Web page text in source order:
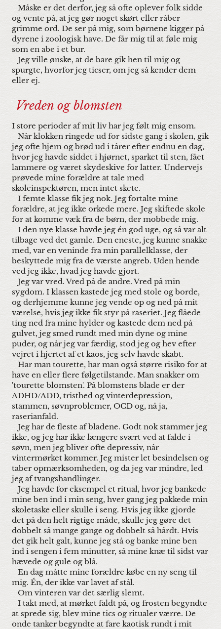
Måske er det derfor, jeg så ofte oplever folk sidde
og vente på, at jeg gør noget skørt eller råber
grimme ord. De ser på mig, som børnene kigger på
dyrene i zoologisk have. De får mig til at føle mig
som en abe i et bur.
Jeg ville ønske, at de bare gik hen til mig og
spurgte, hvorfor jeg ticser, om jeg så kender dem
eller ej.
Vreden og blomsten
I store perioder af mit liv har jeg følt mig ensom.
Når klokken ringede ud for sidste gang i skolen, gik
jeg ofte hjem og brød ud i tårer efter endnu en dag,
hvor jeg havde siddet i hjørnet, sparket til sten, fået
lammere og været skydeskive for latter. Undervejs
prøvede mine forældre at tale med
skoleinspektøren, men intet skete.
I femte klasse fik jeg nok. Jeg fortalte mine
forældre, at jeg ikke orkede mere. Jeg skiftede skole
for at komme væk fra de børn, der mobbede mig.
I den nye klasse havde jeg én god uge, og så var alt
tilbage ved det gamle. Den eneste, jeg kunne snakke
med, var en veninde fra min parallelklasse, der
beskyttede mig fra de værste angreb. Uden hende
ved jeg ikke, hvad jeg havde gjort.
Jeg var vred. Vred på de andre. Vred på min
sygdom. I klassen kastede jeg med stole og borde,
og derhjemme kunne jeg vende op og ned på mit
værelse, hvis jeg ikke fik styr på raseriet. Jeg flåede
ting ned fra mine hylder og kastede dem ned på
gulvet, jeg smed rundt med min dyne og mine
puder, og når jeg var færdig, stod jeg og hev efter
vejret i hjertet af et kaos, jeg selv havde skabt.
Har man tourette, har man også større risiko for at
have en eller flere følgetilstande. Man snakker om
'tourette blomsten'. På blomstens blade er der
ADHD/ADD, tristhed og vinterdepression,
stammen, søvnproblemer, OCD og, nå ja,
raserianfald.
Jeg har de fleste af bladene. Godt nok stammer jeg
ikke, og jeg har ikke længere svært ved at falde i
søvn, men jeg bliver ofte depressiv, når
vintermørket kommer. Jeg mister let besindelsen og
taber opmærksomheden, og da jeg var mindre, led
jeg af tvangshandlinger.
Jeg havde for eksempel et ritual, hvor jeg bankede
mine ben ind i min seng, hver gang jeg pakkede min
skoletaske eller skulle i seng. Hvis jeg ikke gjorde
det på den helt rigtige måde, skulle jeg gøre det
dobbelt så mange gange og dobbelt så hårdt. Hvis
det gik helt galt, kunne jeg stå og banke mine ben
ind i sengen i fem minutter, så mine knæ til sidst var
hævede og gule og blå.
En dag måtte mine forældre købe en ny seng til
mig. Én, der ikke var lavet af stål.
Om vinteren var det særlig slemt.
I takt med, at mørket faldt på, og frosten begyndte
at sprede sig, blev mine tics og ritualer værre. De
onde tanker begyndte at fare kaotisk rundt i mit